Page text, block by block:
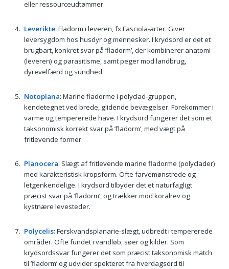
eller ressourceudtømmer.
Leverikte: Fladorm i leveren, fx Fasciola-arter. Giver
leversygdom hos husdyr og mennesker. I krydsord er det et
brugbart, konkret svar på ’fladorm’, der kombinerer anatomi
(leveren) og parasitisme, samt peger mod landbrug,
dyrevelfærd og sundhed.
Notoplana: Marine fladorme i polyclad-gruppen,
kendetegnet ved brede, glidende bevægelser. Forekommer i
varme og tempererede have. I krydsord fungerer det som et
taksonomisk korrekt svar på ’fladorm’, med vægt på
fritlevende former.
Planocera: Slægt af fritlevende marine fladorme (polyclader)
med karakteristisk kropsform. Ofte farvemønstrede og
letgenkendelige. I krydsord tilbyder det et naturfagligt
præcist svar på ’fladorm’, og trækker mod koralrev og
kystnære levesteder.
Polycelis: Ferskvandsplanarie-slægt, udbredt i tempererede
områder. Ofte fundet i vandløb, søer og kilder. Som
krydsordssvar fungerer det som præcist taksonomisk match
til ’fladorm’ og udvider spekteret fra hverdagsord til